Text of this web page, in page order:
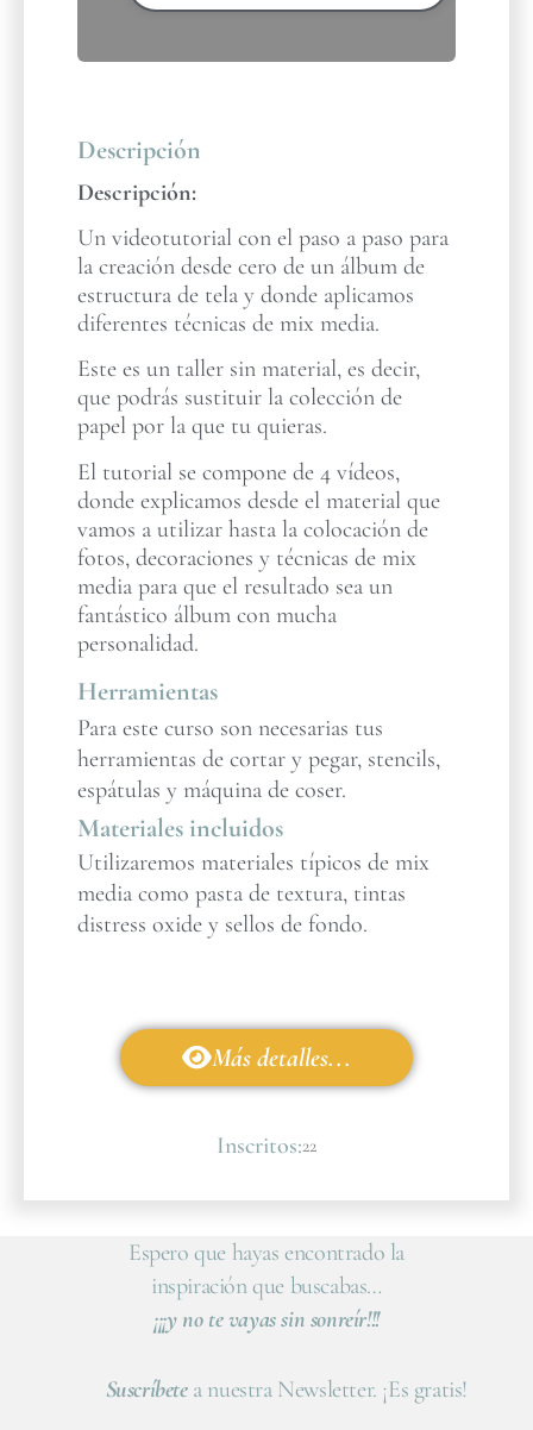
Descripción
Descripción:
Un videotutorial con el paso a paso para
la creación desde cero de un álbum de
estructura de tela y donde aplicamos
diferentes técnicas de mix media.
Este es un taller sin material, es decir,
que podrás sustituir la colección de
papel por la que tu quieras.
El tutorial se compone de 4 vídeos,
donde explicamos desde el material que
vamos a utilizar hasta la colocación de
fotos, decoraciones y técnicas de mix
media para que el resultado sea un
fantástico álbum con mucha
personalidad.
Herramientas
Para este curso son necesarias tus
herramientas de cortar y pegar, stencils,
espátulas y máquina de coser.
Materiales incluidos
Utilizaremos materiales típicos de mix
media como pasta de textura, tintas
distress oxide y sellos de fondo.
Más detalles...
Inscritos:22
Espero que hayas encontrado la
inspiración que buscabas…
¡¡¡y no te vayas sin sonreír!!!
Suscríbetea nuestra Newsletter. ¡Es gratis!